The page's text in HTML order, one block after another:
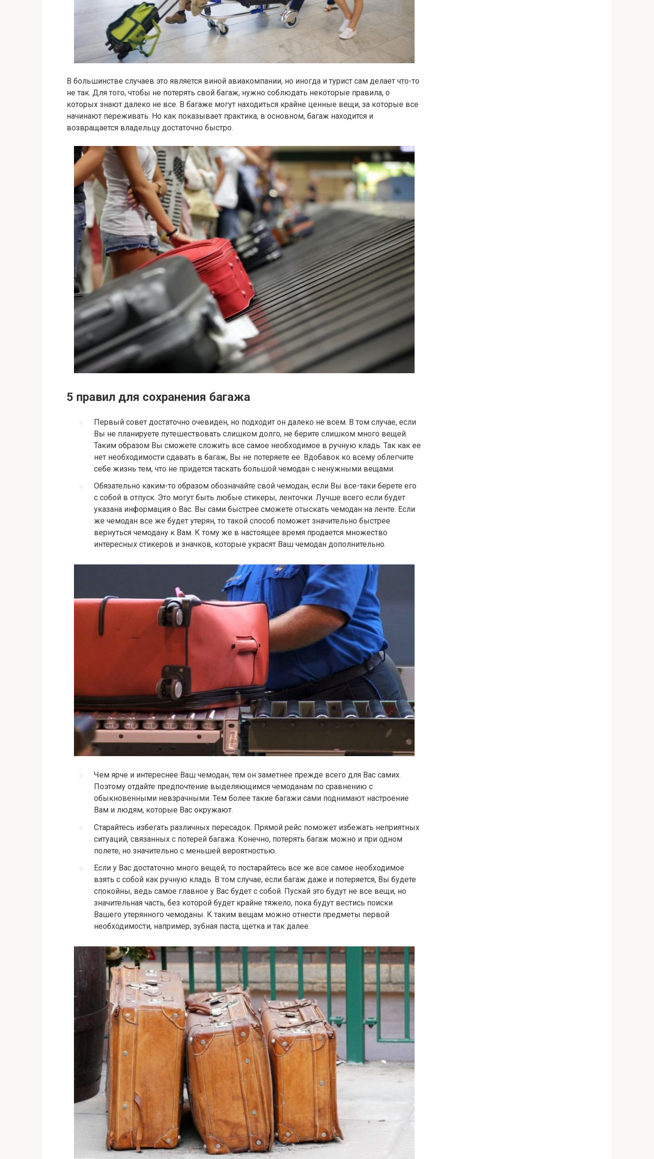
В большинстве случаев это является виной авиакомпании, но иногда и турист сам делает что-то
не так. Для того, чтобы не потерять свой багаж, нужно соблюдать некоторые правила, о
которых знают далеко не все. В багаже могут находиться крайне ценные вещи, за которые все
начинают переживать. Но как показывает практика, в основном, багаж находится и
возвращается владельцу достаточно быстро.
5 правил для сохранения багажа
Первый совет достаточно очевиден, но подходит он далеко не всем. В том случае, если
Вы не планируете путешествовать слишком долго, не берите слишком много вещей.
Таким образом Вы сможете сложить все самое необходимое в ручную кладь. Так как ее
нет необходимости сдавать в багаж, Вы не потеряете ее. Вдобавок ко всему облегчите
себе жизнь тем, что не придется таскать большой чемодан с ненужными вещами.
Обязательно каким-то образом обозначайте свой чемодан, если Вы все-таки берете его
с собой в отпуск. Это могут быть любые стикеры, ленточки. Лучше всего если будет
указана информация о Вас. Вы сами быстрее сможете отыскать чемодан на ленте. Если
же чемодан все же будет утерян, то такой способ поможет значительно быстрее
вернуться чемодану к Вам. К тому же в настоящее время продается множество
интересных стикеров и значков, которые украсят Ваш чемодан дополнительно.
Чем ярче и интереснее Ваш чемодан, тем он заметнее прежде всего для Вас самих.
Поэтому отдайте предпочтение выделяющимся чемоданам по сравнению с
обыкновенными невзрачными. Тем более такие багажи сами поднимают настроение
Вам и людям, которые Вас окружают.
Старайтесь избегать различных пересадок. Прямой рейс поможет избежать неприятных
ситуаций, связанных с потерей багажа. Конечно, потерять багаж можно и при одном
полете, но значительно с меньшей вероятностью.
Если у Вас достаточно много вещей, то постарайтесь все же все самое необходимое
взять с собой как ручную кладь. В том случае, если багаж даже и потеряется, Вы будете
спокойны, ведь самое главное у Вас будет с собой. Пускай это будут не все вещи, но
значительная часть, без которой будет крайне тяжело, пока будут вестись поиски
Вашего утерянного чемоданы. К таким вещам можно отнести предметы первой
необходимости, например, зубная паста, щетка и так далее.